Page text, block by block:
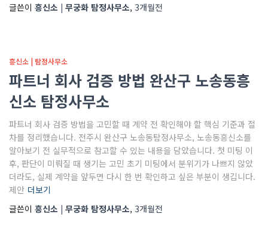
글쓴이 흥신소 | 무궁화 탐정사무소, 3개월전
흥신소 | 탐정사무소
파트너 회사 검증 방법 완산구 노송동흥
신소 탐정사무소
파트너 회사 검증 방법을 고민할 때 계약 전 확인해야 할 핵심 기준과 절
차를 정리했습니다. 전주시 완산구 노송동탐정사무소, 노송동흥신소를
알아보기 전 실무적으로 참고할 수 있는 내용을 담았습니다. 첫 미팅 이
후, 판단이 미뤄질 때 생기는 고민 초기 미팅에서 분위기가 나쁘지 않았
더라도, 실제 계약을 앞두면 다시 한 번 확인하고 싶은 부분이 생깁니다.
제안 더보기
글쓴이 흥신소 | 무궁화 탐정사무소, 3개월전